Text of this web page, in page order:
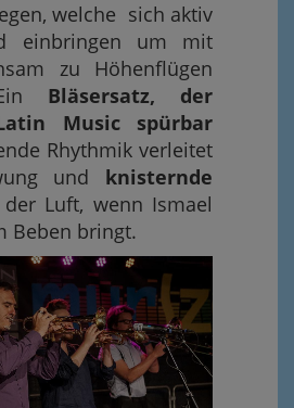
welche sich aktiv
einbringen um mit
zu Höhenflügen
Bläsersatz, der
Music spürbar
Rhythmik verleitet
und knisternde
Luft, wenn Ismael
Beben bringt.